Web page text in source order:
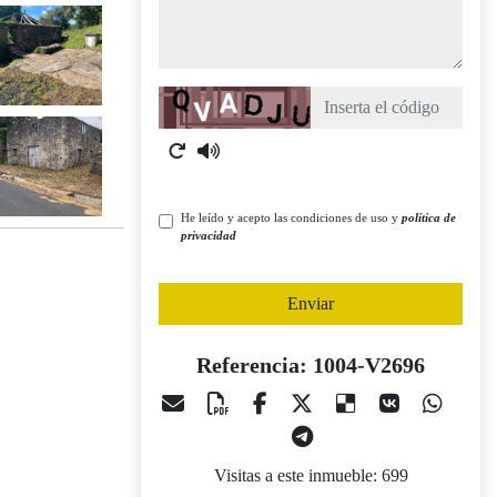
Captcha
He leído y acepto las condiciones de uso y política de
privacidad
Enviar
Referencia: 1004-V2696
Visitas a este inmueble: 699